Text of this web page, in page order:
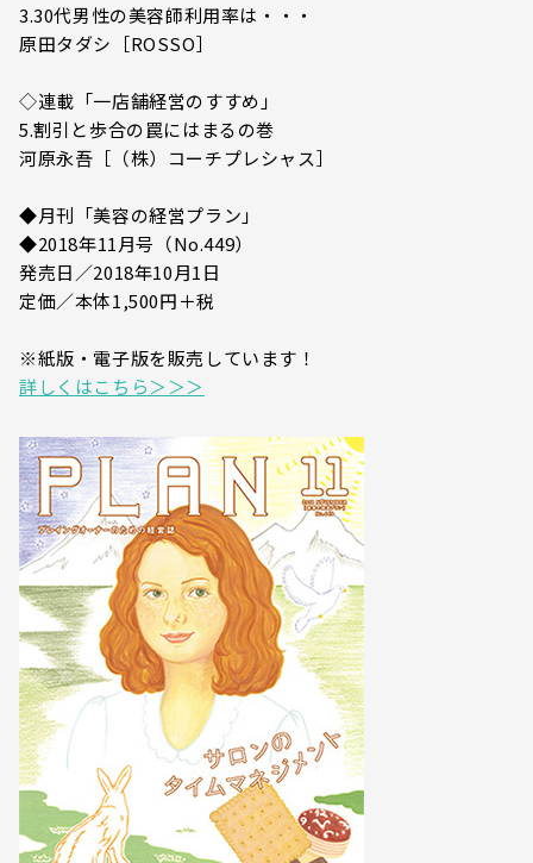
3.30代男性の美容師利用率は・・・
原田タダシ［ROSSO］
◇連載「一店舗経営のすすめ」
5.割引と歩合の罠にはまるの巻
河原永吾［（株）コーチプレシャス］
◆月刊「美容の経営プラン」
◆2018年11月号（No.449）
発売日／2018年10月1日
定価／本体1,500円＋税
※紙版・電子版を販売しています！
詳しくはこちら＞＞＞